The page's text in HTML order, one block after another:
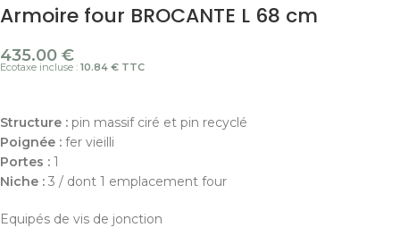
Armoire four BROCANTE L 68 cm
435.00 €
Ecotaxe incluse : 10.84 € TTC
Structure : pin massif ciré et pin recyclé
Poignée : fer vieilli
Portes : 1
Niche : 3 / dont 1 emplacement four
Equipés de vis de jonction